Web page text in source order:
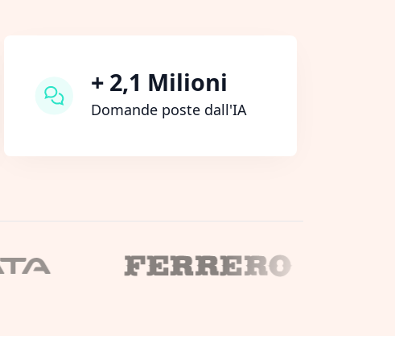
+ 2,1 Milioni
Domande poste dall'IA